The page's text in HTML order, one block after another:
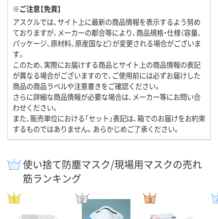
※ご注意【免責】
アスクルでは、サイト上に最新の商品情報を表示するよう努め
ておりますが、メーカーの都合等により、商品規格・仕様（容量、
パッケージ、原材料、原産国など）が変更される場合がございま
す。
このため、実際にお届けする商品とサイト上の商品情報の表記
が異なる場合がございますので、ご使用前には必ずお届けした
商品の商品ラベルや注意書きをご確認ください。
さらに詳細な商品情報が必要な場合は、メーカー等にお問い合
わせください。
また、販売単位における「セット」表記は、箱でのお届けをお約束
するものではありません。あらかじめご了承ください。
使い捨て防塵マスク/現場用マスクの売れ
筋ランキング